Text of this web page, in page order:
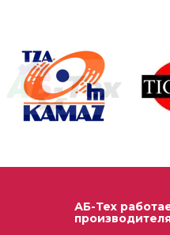
АБ-Тех